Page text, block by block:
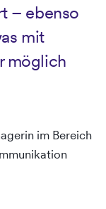
– ebenso
mit
möglich
im Bereich